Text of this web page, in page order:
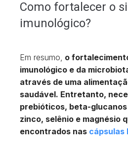
Como fortalecer o
imunológico?
Em resumo, o
imunológico e da
através de uma
saudável. Entretanto,
prebióticos, beta-
zinco, selênio e magnésio
encontrados nas cápsulas